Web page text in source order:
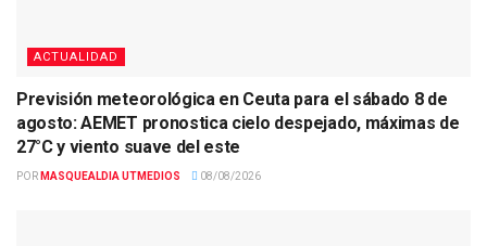
ACTUALIDAD
Previsión meteorológica en Ceuta para el sábado 8 de
agosto: AEMET pronostica cielo despejado, máximas de
27°C y viento suave del este
POR MASQUEALDIA UTMEDIOS 08/08/2026